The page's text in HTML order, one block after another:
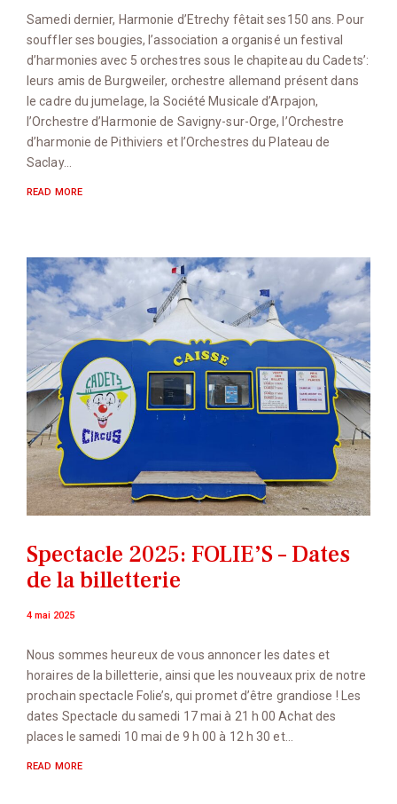
Samedi dernier, Harmonie d’Etrechy fêtait ses150 ans. Pour
souffler ses bougies, l’association a organisé un festival
d’harmonies avec 5 orchestres sous le chapiteau du Cadets’:
leurs amis de Burgweiler, orchestre allemand présent dans
le cadre du jumelage, la Société Musicale d’Arpajon,
l’Orchestre d’Harmonie de Savigny-sur-Orge, l’Orchestre
d’harmonie de Pithiviers et l’Orchestres du Plateau de
Saclay…
READ MORE
Spectacle 2025: FOLIE’S – Dates
de la billetterie
4 mai 2025
Nous sommes heureux de vous annoncer les dates et
horaires de la billetterie, ainsi que les nouveaux prix de notre
prochain spectacle Folie’s, qui promet d’être grandiose ! Les
dates Spectacle du samedi 17 mai à 21 h 00 Achat des
places le samedi 10 mai de 9 h 00 à 12 h 30 et…
READ MORE